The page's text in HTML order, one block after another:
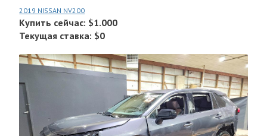
2019 NISSAN NV200
Купить сейчас: $1.000
Текущая ставка: $0